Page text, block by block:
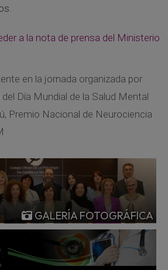
a la nota de prensa del Ministerio
en la jornada organizada por
Día Mundial de la Salud Mental
Premio Nacional de Neurociencia
GALERÍA FOTOGRÁFICA